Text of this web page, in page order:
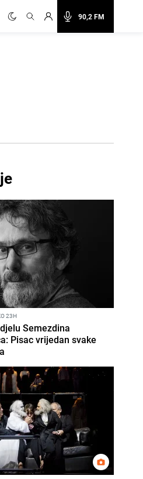
90,2 FM
23H
Semezdina
Pisac vrijedan svake